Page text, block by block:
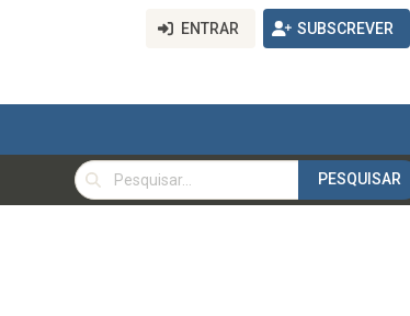
ENTRAR SUBSCREVER
PESQUISAR
PESQUISAR